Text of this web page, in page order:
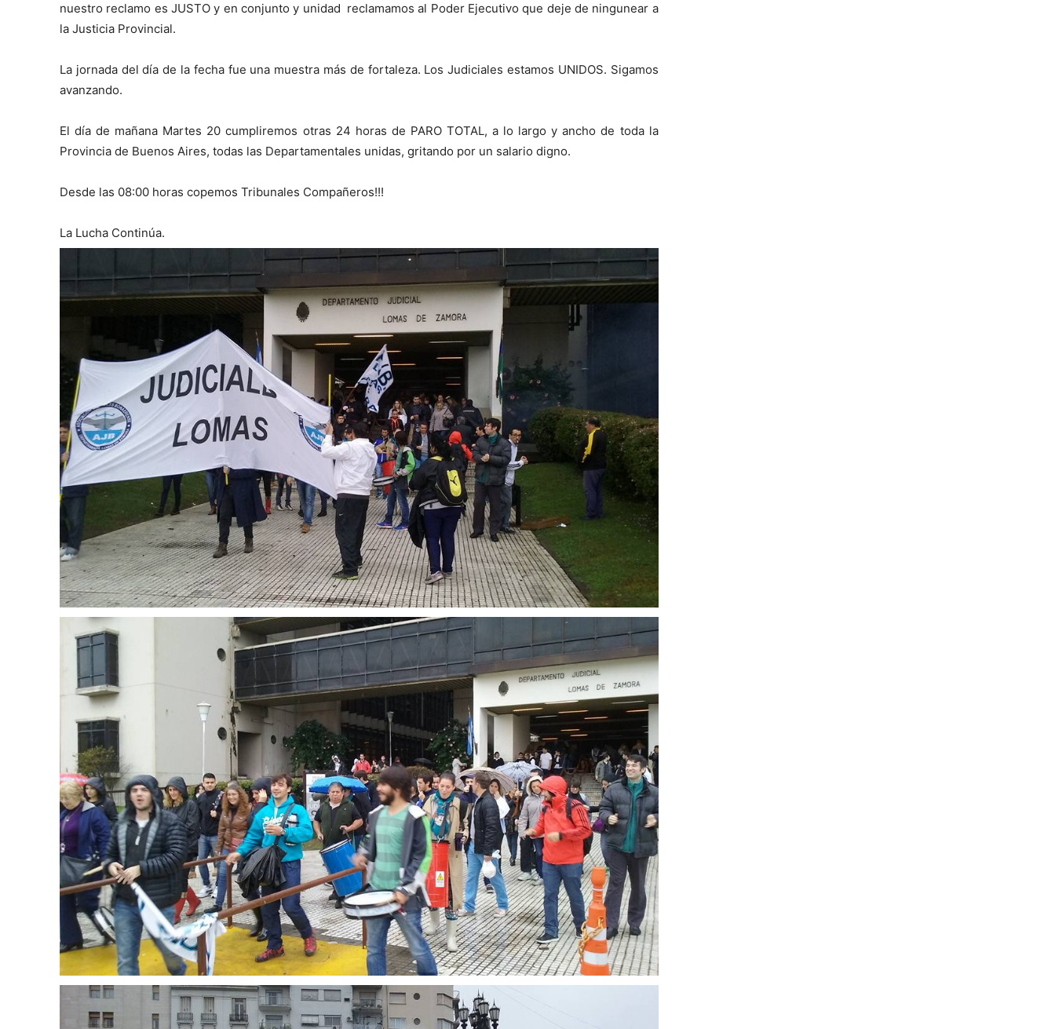
nuestro reclamo es JUSTO y en conjunto y unidad reclamamos al Poder Ejecutivo que deje de ningunear a
la Justicia Provincial.
La jornada del día de la fecha fue una muestra más de fortaleza. Los Judiciales estamos UNIDOS. Sigamos
avanzando.
El día de mañana Martes 20 cumpliremos otras 24 horas de PARO TOTAL, a lo largo y ancho de toda la
Provincia de Buenos Aires, todas las Departamentales unidas, gritando por un salario digno.
Desde las 08:00 horas copemos Tribunales Compañeros!!!
La Lucha Continúa.